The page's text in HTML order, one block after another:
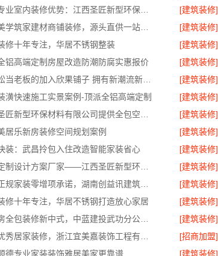
[建筑装修]
[建筑装修]
修十年专注，华居不锈钢整装 [建筑装修]
铝高端定制房屋改造防潮防腐实惠报价 [建筑装修]
[建筑装修]
潢快速施工实景案例-顶派全铝高端定制 [建筑装修]
[建筑装修]
居乐新房装修空间规划案例 [建筑装修]
装：武昌拎包入住改造智能家装省心 [建筑装修]
[建筑装修]
[建筑装修]
修十年专注，华居不锈钢打造放心家居 [建筑装修]
[建筑装修]
[招商加盟]
德专业家装装饰雅居美家更靠谱 [建筑装修]